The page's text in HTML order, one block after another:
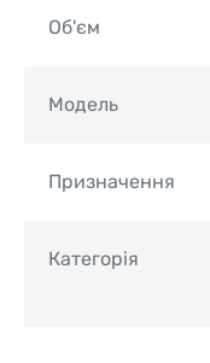
Об'єм
Модель
Призначення
Категорія